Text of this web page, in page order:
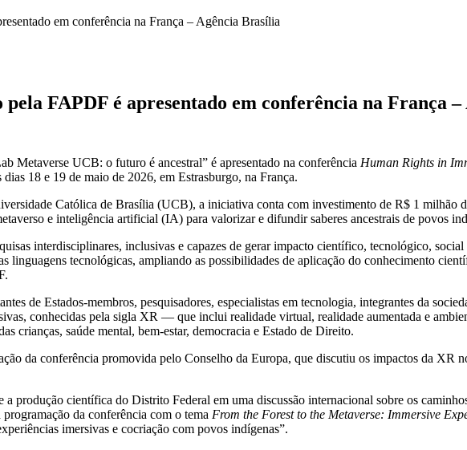
em conferência na França – Agência Brasília
FAPDF é apresentado em conferência na França
Metaverse UCB: o futuro é ancestral” é apresentado na conferência Human Rights in
dias 18 e 19 de maio de 2026, em Estrasburgo, na França.
Católica de Brasília (UCB), a iniciativa conta com investimento de R$ 1 milhão
e inteligência artificial (IA) para valorizar e difundir saberes ancestrais de povos
interdisciplinares, inclusivas e capazes de gerar impacto científico, tecnológico,
linguagens tecnológicas, ampliando as possibilidades de aplicação do conhecimento
de Estados-membros, pesquisadores, especialistas em tecnologia, integrantes da
conhecidas pela sigla XR — que inclui realidade virtual, realidade aumentada e
crianças, saúde mental, bem-estar, democracia e Estado de Direito.
da conferência promovida pelo Conselho da Europa, que discutiu os impactos da XR
produção científica do Distrito Federal em uma discussão internacional sobre os
da conferência com o tema From the Forest to the Metaverse: Immersive
imersivas e cocriação com povos indígenas”.